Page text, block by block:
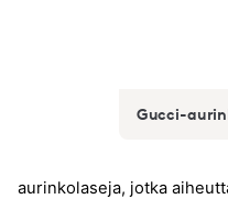
Gucci-
aurinkolaseja, jotka